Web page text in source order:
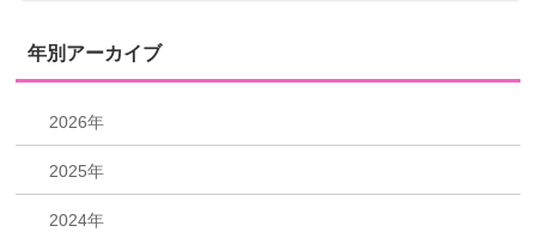
年別アーカイブ
2026年
2025年
2024年